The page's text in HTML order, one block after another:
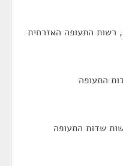
רשות התעופה האזרחית
התעופה
שדות התעופה